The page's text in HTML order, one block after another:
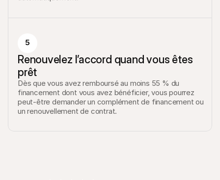
5
Renouvelez l’accord quand vous êtes
prêt
Dès que vous avez remboursé au moins 55 % du
financement dont vous avez bénéficier, vous pourrez
peut-être demander un complément de financement ou
un renouvellement de contrat.